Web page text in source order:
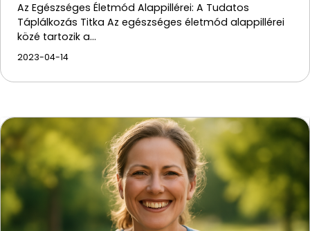
Az Egészséges Életmód Alappillérei: A Tudatos
Táplálkozás Titka Az egészséges életmód alappillérei
közé tartozik a…
2023-04-14